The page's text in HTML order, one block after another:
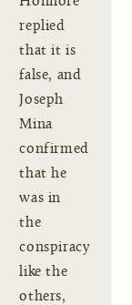
replied
that it is
false, and
Joseph
Mina
confirmed
that he
was in
the
conspiracy
like the
others,